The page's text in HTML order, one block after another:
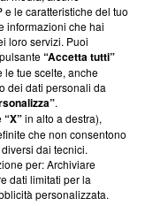
News non è
di farne
una verifica di
e le caratteristiche del tuo
informazioni che hai
loro servizi. Puoi
“Accetta tutti”
le tue scelte, anche
dei dati personali da
.
“X”in alto a destra),
che non consentono
dai tecnici.
per: Archiviare
dati limitati per la
personalizzata.